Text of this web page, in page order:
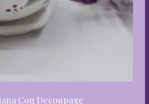
Con Decoupage